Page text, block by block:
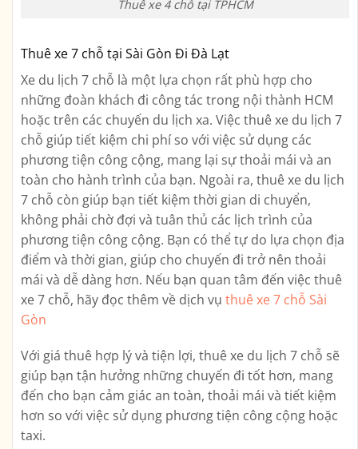
Thuê xe 4 chỗ tại TPHCM
Thuê xe 7 chỗ tại Sài Gòn Đi Đà Lạt
Xe du lịch 7 chỗ là một lựa chọn rất phù hợp cho
những đoàn khách đi công tác trong nội thành HCM
hoặc trên các chuyến du lịch xa. Việc thuê xe du lịch 7
chỗ giúp tiết kiệm chi phí so với việc sử dụng các
phương tiện công cộng, mang lại sự thoải mái và an
toàn cho hành trình của bạn. Ngoài ra, thuê xe du lịch
7 chỗ còn giúp bạn tiết kiệm thời gian di chuyển,
không phải chờ đợi và tuân thủ các lịch trình của
phương tiện công cộng. Bạn có thể tự do lựa chọn địa
điểm và thời gian, giúp cho chuyến đi trở nên thoải
mái và dễ dàng hơn. Nếu bạn quan tâm đến việc thuê
xe 7 chỗ, hãy đọc thêm về dịch vụ thuê xe 7 chỗ Sài
Gòn
Với giá thuê hợp lý và tiện lợi, thuê xe du lịch 7 chỗ sẽ
giúp bạn tận hưởng những chuyến đi tốt hơn, mang
đến cho bạn cảm giác an toàn, thoải mái và tiết kiệm
hơn so với việc sử dụng phương tiện công cộng hoặc
taxi.